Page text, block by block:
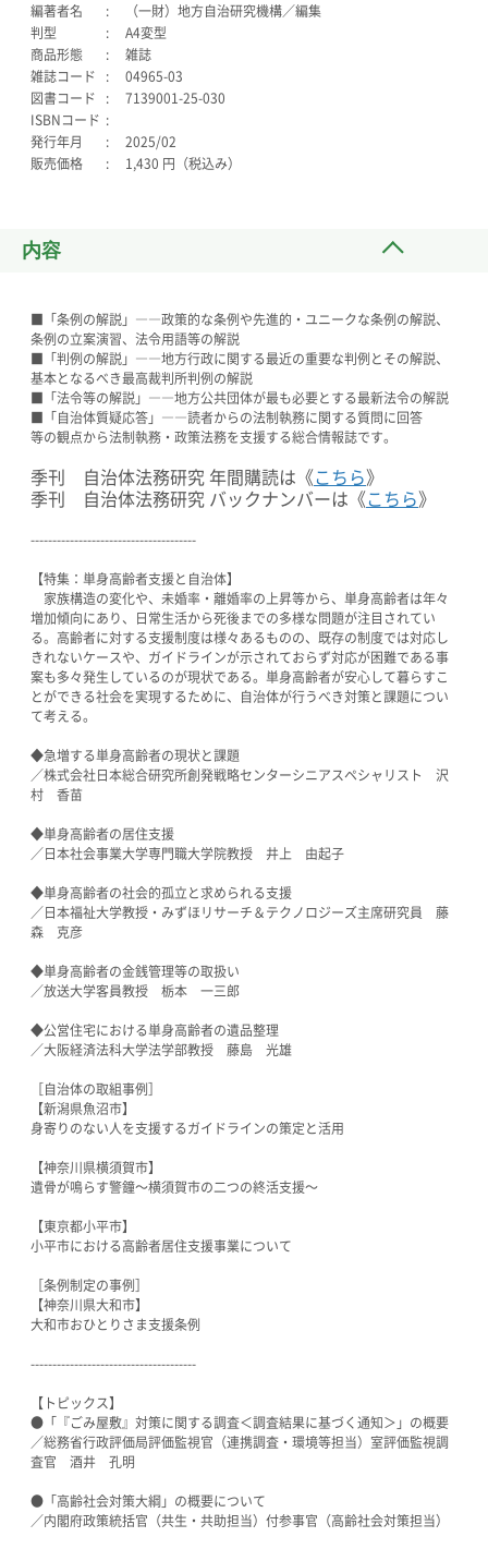
編著者名
（一財）地方自治研究機構／編集
判型
A4変型
商品形態
雑誌
雑誌コード
04965-03
図書コード
7139001-25-030
ISBNコード
発行年月
2025/02
販売価格
1,430 円（税込み）
内容
■「条例の解説」――政策的な条例や先進的・ユニークな条例の解説、
条例の立案演習、法令用語等の解説
■「判例の解説」――地方行政に関する最近の重要な判例とその解説、
基本となるべき最高裁判所判例の解説
■「法令等の解説」――地方公共団体が最も必要とする最新法令の解説
■「自治体質疑応答」――読者からの法制執務に関する質問に回答
等の観点から法制執務・政策法務を支援する総合情報誌です。
季刊 自治体法務研究 年間購読は《こちら》
季刊 自治体法務研究 バックナンバーは《こちら》
--------------------------------------
【特集：単身高齢者支援と自治体】
家族構造の変化や、未婚率・離婚率の上昇等から、単身高齢者は年々
増加傾向にあり、日常生活から死後までの多様な問題が注目されてい
る。高齢者に対する支援制度は様々あるものの、既存の制度では対応し
きれないケースや、ガイドラインが示されておらず対応が困難である事
案も多々発生しているのが現状である。単身高齢者が安心して暮らすこ
とができる社会を実現するために、自治体が行うべき対策と課題につい
て考える。
◆急増する単身高齢者の現状と課題
／株式会社日本総合研究所創発戦略センターシニアスペシャリスト 沢
村 香苗
◆単身高齢者の居住支援
／日本社会事業大学専門職大学院教授 井上 由起子
◆単身高齢者の社会的孤立と求められる支援
／日本福祉大学教授・みずほリサーチ＆テクノロジーズ主席研究員 藤
森 克彦
◆単身高齢者の金銭管理等の取扱い
／放送大学客員教授 栃本 一三郎
◆公営住宅における単身高齢者の遺品整理
／大阪経済法科大学法学部教授 藤島 光雄
［自治体の取組事例］
【新潟県魚沼市】
身寄りのない人を支援するガイドラインの策定と活用
【神奈川県横須賀市】
遺骨が鳴らす警鐘〜横須賀市の二つの終活支援〜
【東京都小平市】
小平市における高齢者居住支援事業について
［条例制定の事例］
【神奈川県大和市】
大和市おひとりさま支援条例
--------------------------------------
【トピックス】
●「『ごみ屋敷』対策に関する調査＜調査結果に基づく通知＞」の概要
／総務省行政評価局評価監視官（連携調査・環境等担当）室評価監視調
査官 酒井 孔明
●「高齢社会対策大綱」の概要について
／内閣府政策統括官（共生・共助担当）付参事官（高齢社会対策担当）